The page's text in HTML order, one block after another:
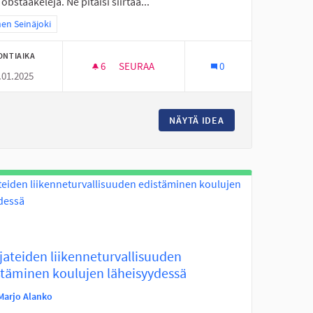
tulokset teeman mukaan: Itäinen Seinäjoki
Seinäjoki
6 6 SEURAAJAA
SEURAA 0
NÄYTÄ IDEA
liikenneturvallisuuden
koulujen läheisyydessä
Alanko